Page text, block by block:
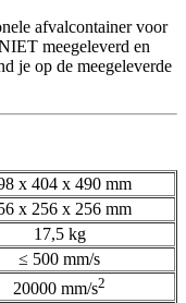
afvalcontainer voor
meegeleverd en
je op de meegeleverde
x 404 x 490 mm
x 256 x 256 mm
17,5 kg
≤ 500 mm/s
20000 mm/s2